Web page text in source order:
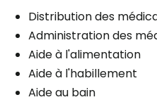
Distribution des
Administration des
Aide à l'alimentation
Aide à l'habillement
Aide au bain